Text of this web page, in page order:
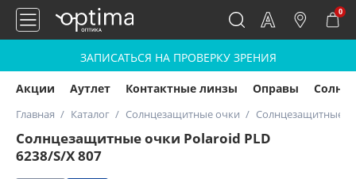
0
ЗАПИСАТЬСЯ НА ПРОВЕРКУ ЗРЕНИЯ
Акции Аутлет Контактные линзы Оправы
Главная Каталог Солнцезащитные очки Солнцезащитные
Солнцезащитные очки Polaroid PLD
6238/S/X 807